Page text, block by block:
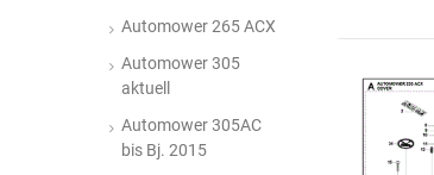
Automower 265 ACX
Automower 305
aktuell
Automower 305AC
bis Bj. 2015